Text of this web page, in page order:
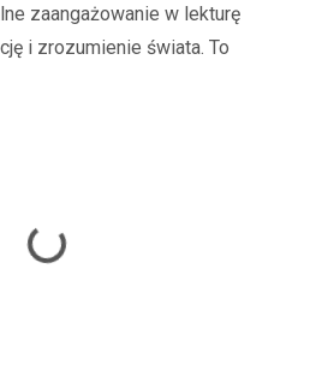
zaangażowanie w lekturę
i zrozumienie świata. To
Loading...